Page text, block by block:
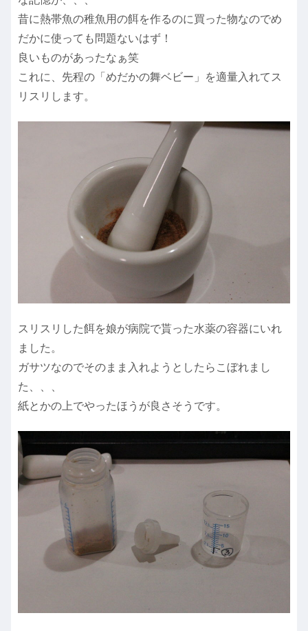
昔に熱帯魚の稚魚用の餌を作るのに買った物なのでめ
だかに使っても問題ないはず！
良いものがあったなぁ笑
これに、先程の「めだかの舞ベビー」を適量入れてス
リスリします。
スリスリした餌を娘が病院で貰った水薬の容器にいれ
ました。
ガサツなのでそのまま入れようとしたらこぼれまし
た、、、
紙とかの上でやったほうが良さそうです。